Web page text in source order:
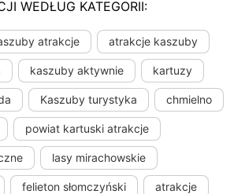
WEDŁUG KATEGORII:
atrakcje atrakcje kaszuby
kaszuby aktywnie kartuzy
Kaszuby turystyka chmielno
powiat kartuski atrakcje
lasy mirachowskie
felieton słomczyński atrakcje